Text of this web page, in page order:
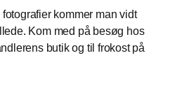
kommer man vidt
Kom med på besøg hos
butik og til frokost på